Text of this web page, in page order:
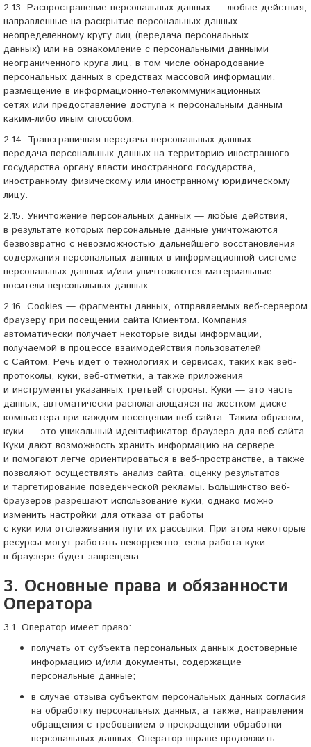
2.13. Распространение персональных данных — любые действия,
направленные на раскрытие персональных данных
неопределенному кругу лиц (передача персональных
данных) или на ознакомление с персональными данными
неограниченного круга лиц, в том числе обнародование
персональных данных в средствах массовой информации,
размещение в информационно-телекоммуникационных
сетях или предоставление доступа к персональным данным
каким-либо иным способом.
2.14. Трансграничная передача персональных данных —
передача персональных данных на территорию иностранного
государства органу власти иностранного государства,
иностранному физическому или иностранному юридическому
лицу.
2.15. Уничтожение персональных данных — любые действия,
в результате которых персональные данные уничтожаются
безвозвратно с невозможностью дальнейшего восстановления
содержания персональных данных в информационной системе
персональных данных и/или уничтожаются материальные
носители персональных данных.
2.16. Cookies — фрагменты данных, отправляемых веб-сервером
браузеру при посещении сайта Клиентом. Компания
автоматически получает некоторые виды информации,
получаемой в процессе взаимодействия пользователей
с Cайтом. Речь идет о технологиях и сервисах, таких как веб-
протоколы, куки, веб-отметки, а также приложения
и инструменты указанных третьей стороны. Куки — это часть
данных, автоматически располагающаяся на жестком диске
компьютера при каждом посещении веб-сайта. Таким образом,
куки — это уникальный идентификатор браузера для веб-сайта.
Куки дают возможность хранить информацию на сервере
и помогают легче ориентироваться в веб-пространстве, а также
позволяют осуществлять анализ сайта, оценку результатов
и таргетирование поведенческой рекламы. Большинство веб-
браузеров разрешают использование куки, однако можно
изменить настройки для отказа от работы
с куки или отслеживания пути их рассылки. При этом некоторые
ресурсы могут работать некорректно, если работа куки
в браузере будет запрещена.
3. Основные права и обязанности
Оператора
3.1. Оператор имеет право:
получать от субъекта персональных данных достоверные
информацию и/или документы, содержащие
персональные данные;
в случае отзыва субъектом персональных данных согласия
на обработку персональных данных, а также, направления
обращения с требованием о прекращении обработки
персональных данных, Оператор вправе продолжить